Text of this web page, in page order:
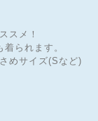
スメ！
られます。
めサイズ(Sなど)